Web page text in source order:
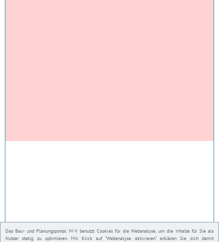
Das Bau- und Planungsportal M-V benutzt Cookies für die Webanalyse, um die Inhalte für Sie als
Nutzer stetig zu optimieren. Mit Klick auf "Webanalyse aktivieren" erklären Sie sich damit